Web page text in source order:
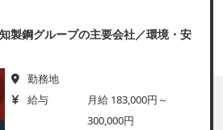
製鋼グループの主要会社／環境・安
勤務地
給与
月給 183,000円～
300,000円